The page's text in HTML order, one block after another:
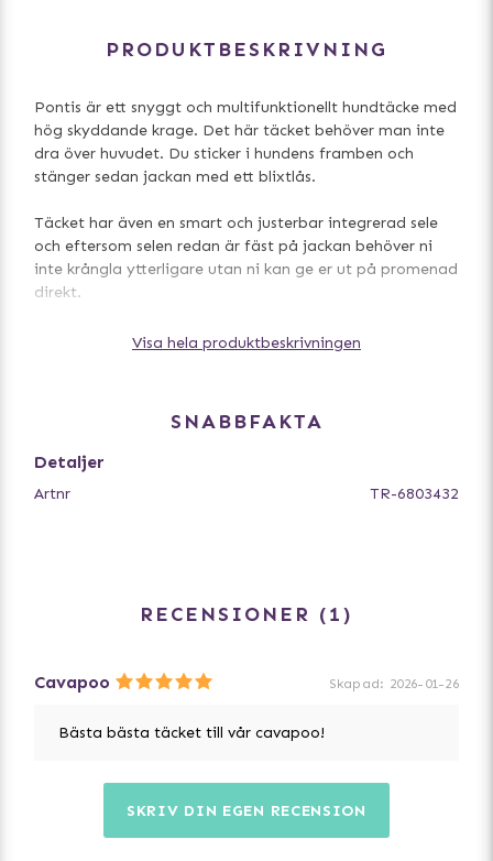
PRODUKTBESKRIVNING
Pontis är ett snyggt och multifunktionellt hundtäcke med
hög skyddande krage. Det här täcket behöver man inte
dra över huvudet. Du sticker i hundens framben och
stänger sedan jackan med ett blixtlås.
Täcket har även en smart och justerbar integrerad sele
och eftersom selen redan är fäst på jackan behöver ni
inte krångla ytterligare utan ni kan ge er ut på promenad
direkt.
- med mjukt fleecefoder och vaddering
Visa hela produktbeskrivningen
SNABBFAKTA
Detaljer
Artnr TR-6803432
RECENSIONER 1
Cavapoo Skapad: 2026-01-26
Bästa bästa täcket till vår cavapoo!
SKRIV DIN EGEN RECENSION